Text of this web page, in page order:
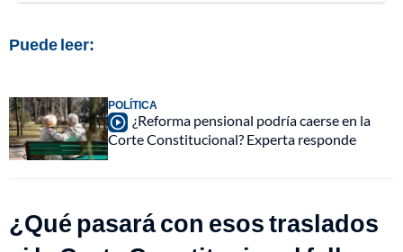
Puede leer:
POLÍTICA
¿Reforma pensional podría caerse en la
Corte Constitucional? Experta responde
¿Qué pasará con esos traslados